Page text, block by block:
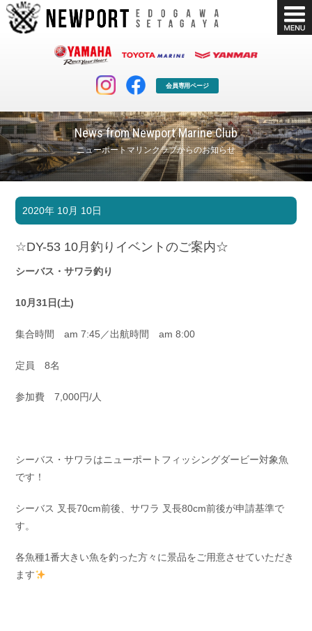
会員専用ページ
News from Newport Marine Club
ニューポートマリンクラブからのお知らせ
マリンクラブ
マリンライフを堪能したい！
ボート販売
ボート免許
長年の実績と信頼！
シースタイル
Sea-Style
お問い合わせ
2020年 10月 10日
☆DY-53 10月釣りイベントのご案内☆
シーバス・サワラ釣り
10月31日(土)
集合時間 am 7:45／出航時間 am 8:00
定員 8名
参加費 7,000円/人
シーバス・サワラはニューポートフィッシングダービー対象魚
です！
シーバス 叉長70cm前後、サワラ 叉長80cm前後が申請基準で
す。
各魚種1番大きい魚を釣った方々に景品をご用意させていただき
ます